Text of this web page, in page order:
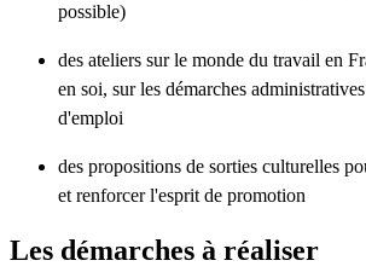
possible)
des ateliers sur le monde du travail en
en soi, sur les démarches
d'emploi
des propositions de sorties culturelles
et renforcer l'esprit de promotion
Les démarches à réaliser